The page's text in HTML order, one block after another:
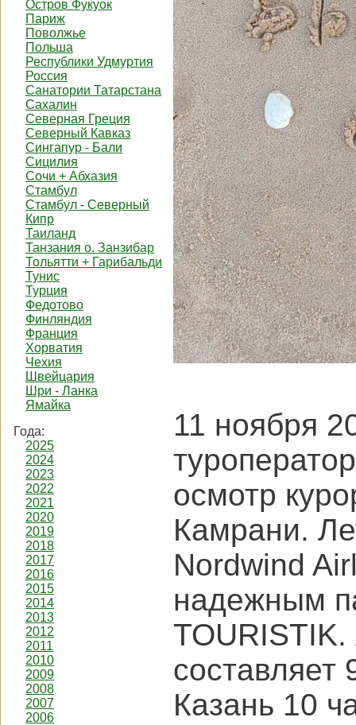
Остров Фукуок
Париж
Поволжье
Польша
Республики Удмуртия
Россия
Санатории Татарстана
Сахалин
Северная Греция
Северный Кавказ
Сингапур - Бали
Сицилия
Сочи + Абхазия
Стамбул
Стамбул - Северный
Кипр
Таиланд
Танзания о. Занзибар
Тольятти + Гарибальди
Тунис
Турция
Федотово
Финляндия
Франция
Хорватия
Чехия
Швейцария
Шри - Ланка
Ямайка
Года:
2025
2024
2023
2022
2021
2020
2019
2018
2017
2016
2015
2014
2013
2012
2011
2010
2009
2008
2007
2006
11 ноября
осмотр
Камрани.
Nordwind
надежным
составляет
Казань 10